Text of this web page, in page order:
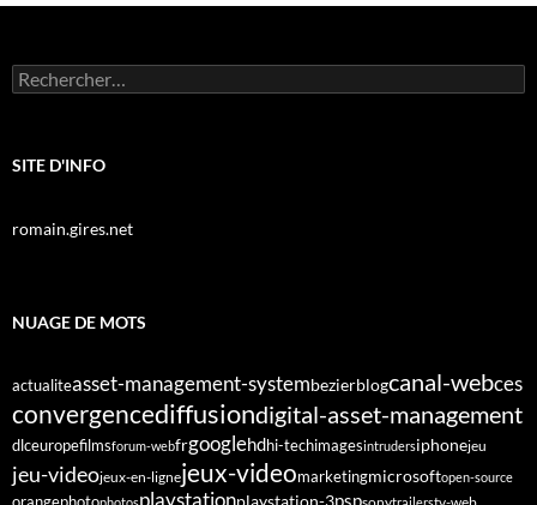
Rechercher :
SITE D'INFO
romain.gires.net
NUAGE DE MOTS
actualiteasset-management-systembezierblogcanal-webces
convergencediffusiondigital-asset-management
dlceuropefilmsforum-webfrgooglehdhi-techimagesintrudersiphonejeu
jeu-videojeux-en-lignejeux-videomarketingmicrosoftopen-source
playstation psp